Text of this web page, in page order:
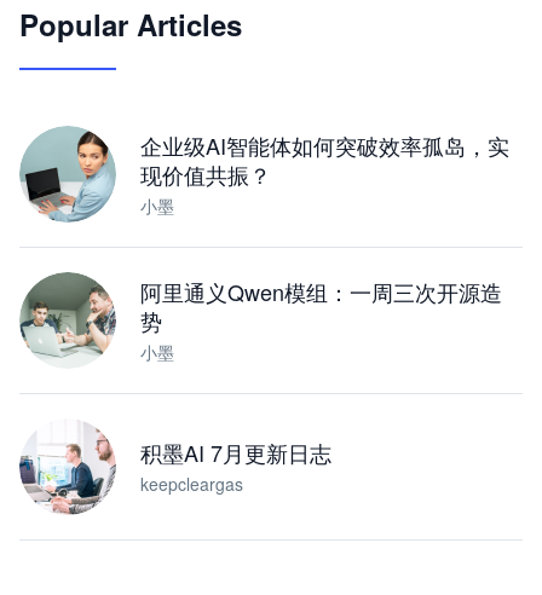
JimoClaw 桌面 AI Agent 工作台
Popular Articles
企业级AI智能体如何突破效率孤岛，实
现价值共振？
小墨
阿里通义Qwen模组：一周三次开源造
势
小墨
积墨AI 7月更新日志
keepcleargas